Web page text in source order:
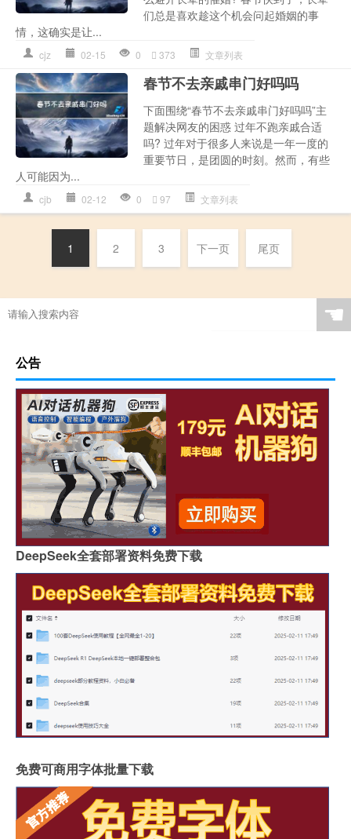
们总是喜欢趁这个机会问起婚姻的事
情，这确实是让...
cjz 02-15 0 373 文章列表
春节不去亲戚串门好吗吗
下面围绕“春节不去亲戚串门好吗吗”主
题解决网友的困惑 过年不跑亲戚合适
吗? 过年对于很多人来说是一年一度的
重要节日，是团圆的时刻。然而，有些
人可能因为...
cjb 02-12 0 97 文章列表
1 2 3 下一页 尾页
☚
公告
DeepSeek全套部署资料免费下载
免费可商用字体批量下载